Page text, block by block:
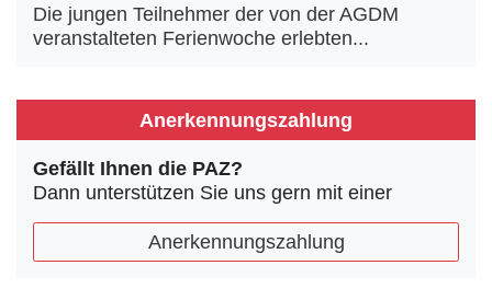
Die jungen Teilnehmer der von der AGDM
veranstalteten Ferienwoche erlebten...
Anerkennungszahlung
Gefällt Ihnen die PAZ?
Dann unterstützen Sie uns gern mit einer
Anerkennungszahlung